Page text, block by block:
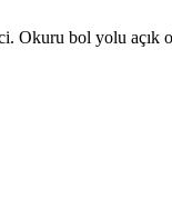
Okuru bol yolu açık